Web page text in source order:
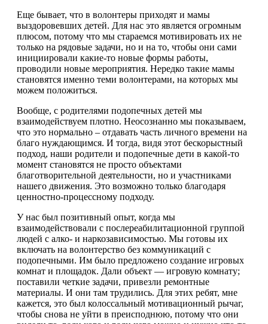
Еще бывает, что в волонтеры приходят и мамы
выздоровевших детей. Для нас это является огромным
плюсом, потому что мы стараемся мотивировать их не
только на рядовые задачи, но и на то, чтобы они сами
инициировали какие-то новые формы работы,
проводили новые мероприятия. Нередко такие мамы
становятся именно теми волонтерами, на которых мы
можем положиться.
Вообще, с родителями подопечных детей мы
взаимодействуем плотно. Неосознанно мы показываем,
что это нормально – отдавать часть личного времени на
благо нуждающимся. И тогда, видя этот бескорыстный
подход, наши родители и подопечные дети в какой-то
момент становятся не просто объектами
благотворительной деятельности, но и участниками
нашего движения. Это возможно только благодаря
ценностно-процессному подходу.
У нас был позитивный опыт, когда мы
взаимодействовали с послереабилитационной группой
людей с алко- и наркозависимостью. Мы готовы их
включать на волонтерство без коммуникаций с
подопечными. Им было предложено создание игровых
комнат и площадок. Дали объект — игровую комнату;
поставили четкие задачи, привезли ремонтные
материалы. И они там трудились. Для этих ребят, мне
кажется, это был колоссальный мотивационный рычаг,
чтобы снова не уйти в преисподнюю, потому что они